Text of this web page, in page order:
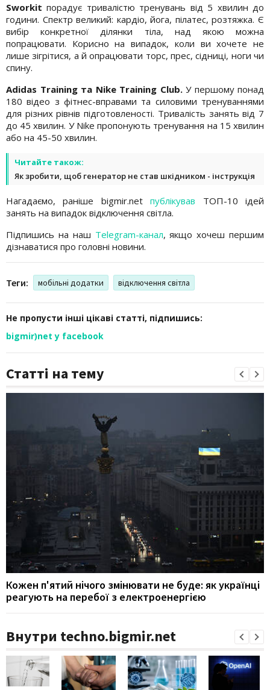
Sworkit порадує тривалістю тренувань від 5 хвилин до
години. Спектр великий: кардіо, йога, пілатес, розтяжка. Є
вибір конкретної ділянки тіла, над якою можна
попрацювати. Корисно на випадок, коли ви хочете не
лише зігрітися, а й опрацювати торс, прес, сідниці, ноги чи
спину.
Adidas Training та Nike Training Club.У першому понад
180 відео з фітнес-вправами та силовими тренуваннями
для різних рівнів підготовленості. Тривалість занять від 7
до 45 хвилин. У Nike пропонують тренування на 15 хвилин
або на 45-50 хвилин.
Читайте також:
Як зробити, щоб генератор не став шкідником - інструкція
Нагадаємо, раніше bigmir.netпублікував ТОП-10 ідей
занять на випадок відключення світла.
Підпишись на наш Telegram-канал, якщо хочеш першим
дізнаватися про головні новини.
Теги: мобільні додатки відключення світла
Не пропусти інші цікаві статті, підпишись:
bigmir)net у facebook
Статті на тему
Кожен п'ятий нічого змінювати не буде: як українці
реагують на перебої з електроенергією
Внутри techno.bigmir.net